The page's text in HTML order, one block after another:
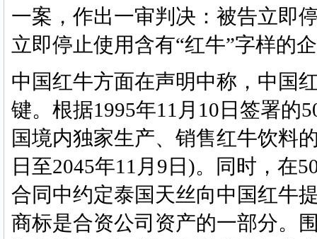
一案，作出一审判决：被告立即
立即停止使用含有“红牛”字样
中国红牛方面在声明中称，中国
键。根据1995年11月10日签署的
国境内独家生产、销售红牛饮料
日至2045年11月9日)。同时，在
合同中约定泰国天丝向中国红牛
商标是合资公司资产的一部分。